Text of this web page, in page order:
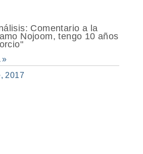
Comentario a la
Nojoom, tengo 10 años
»
2017